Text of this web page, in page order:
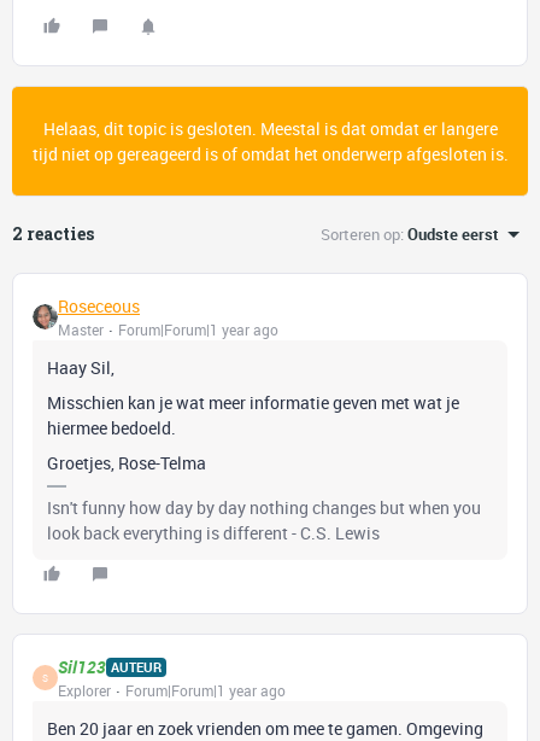
Helaas, dit topic is gesloten. Meestal is dat omdat er langere
tijd niet op gereageerd is of omdat het onderwerp afgesloten is.
2 reacties Sorteren op:Oudste eerst
Roseceous
Master Forum|Forum|1 year ago
Haay Sil,
Misschien kan je wat meer informatie geven met wat je
hiermee bedoeld.
Groetjes, Rose-Telma
Isn't funny how day by day nothing changes but when you
look back everything is different - C.S. Lewis
S Sil123 AUTEUR
Explorer Forum|Forum|1 year ago
Ben 20 jaar en zoek vrienden om mee te gamen. Omgeving